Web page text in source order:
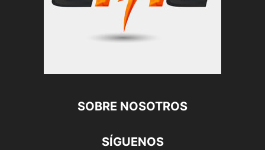
SOBRE NOSOTROS
SÍGUENOS